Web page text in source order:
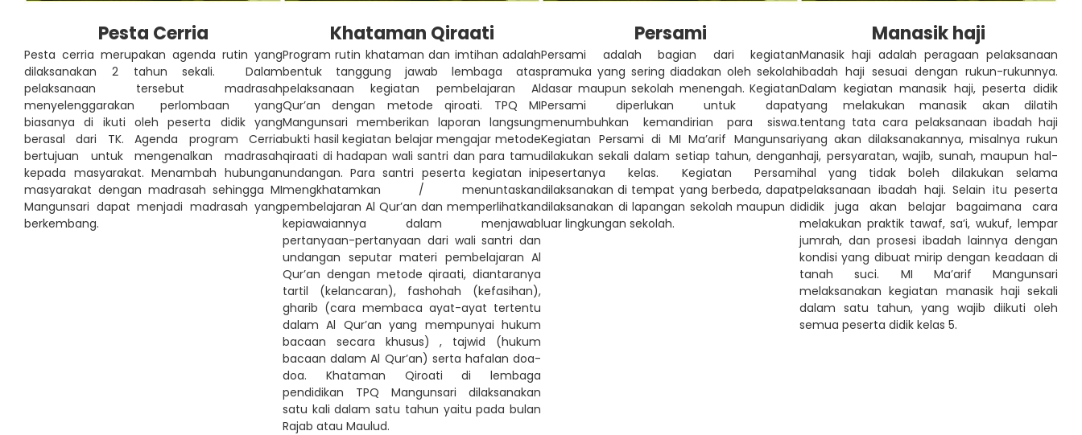
Pesta Cerria
Pesta cerria merupakan agenda rutin yang
dilaksanakan 2 tahun sekali. Dalam
pelaksanaan tersebut madrasah
menyelenggarakan perlombaan yang
biasanya di ikuti oleh peserta didik yang
berasal dari TK. Agenda program Cerria
bertujuan untuk mengenalkan madrasah
kepada masyarakat. Menambah hubungan
masyarakat dengan madrasah sehingga MI
Mangunsari dapat menjadi madrasah yang
berkembang.
Khataman Qiraati
Program rutin khataman dan imtihan adalah
bentuk tanggung jawab lembaga atas
pelaksanaan kegiatan pembelajaran Al
Qur’an dengan metode qiroati. TPQ MI
Mangunsari memberikan laporan langsung
bukti hasil kegiatan belajar mengajar metode
qiraati di hadapan wali santri dan para tamu
undangan. Para santri peserta kegiatan ini
mengkhatamkan / menuntaskan
pembelajaran Al Qur’an dan memperlihatkan
kepiawaiannya dalam menjawab
pertanyaan-pertanyaan dari wali santri dan
undangan seputar materi pembelajaran Al
Qur’an dengan metode qiraati, diantaranya
tartil (kelancaran), fashohah (kefasihan),
gharib (cara membaca ayat-ayat tertentu
dalam Al Qur’an yang mempunyai hukum
bacaan secara khusus) , tajwid (hukum
bacaan dalam Al Qur’an) serta hafalan doa-
doa. Khataman Qiroati di lembaga
pendidikan TPQ Mangunsari dilaksanakan
satu kali dalam satu tahun yaitu pada bulan
Rajab atau Maulud.
Persami
Persami adalah bagian dari kegiatan
pramuka yang sering diadakan oleh sekolah
dasar maupun sekolah menengah. Kegiatan
Persami diperlukan untuk dapat
menumbuhkan kemandirian para siswa.
Kegiatan Persami di MI Ma’arif Mangunsari
dilakukan sekali dalam setiap tahun, dengan
pesertanya kelas. Kegiatan Persami
dilaksanakan di tempat yang berbeda, dapat
dilaksanakan di lapangan sekolah maupun di
luar lingkungan sekolah.
Manasik haji
Manasik haji adalah peragaan pelaksanaan
ibadah haji sesuai dengan rukun-rukunnya.
Dalam kegiatan manasik haji, peserta didik
yang melakukan manasik akan dilatih
tentang tata cara pelaksanaan ibadah haji
yang akan dilaksanakannya, misalnya rukun
haji, persyaratan, wajib, sunah, maupun hal-
hal yang tidak boleh dilakukan selama
pelaksanaan ibadah haji. Selain itu peserta
didik juga akan belajar bagaimana cara
melakukan praktik tawaf, sa’i, wukuf, lempar
jumrah, dan prosesi ibadah lainnya dengan
kondisi yang dibuat mirip dengan keadaan di
tanah suci. MI Ma’arif Mangunsari
melaksanakan kegiatan manasik haji sekali
dalam satu tahun, yang wajib diikuti oleh
semua peserta didik kelas 5.